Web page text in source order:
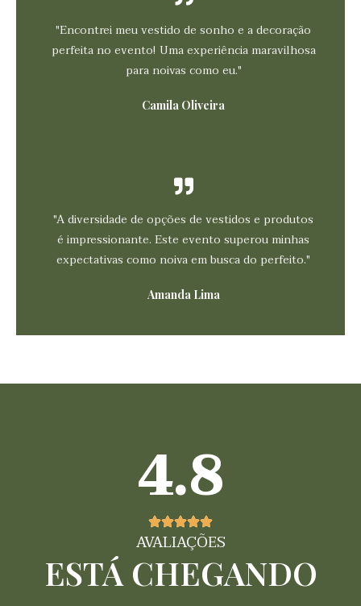
"Encontrei meu vestido de sonho e a decoração
perfeita no evento! Uma experiência maravilhosa
para noivas como eu."
Camila Oliveira​
"A diversidade de opções de vestidos e produtos
é impressionante. Este evento superou minhas
expectativas como noiva em busca do perfeito."
Amanda Lima
4.8
AVALIAÇÕES
ESTÁ CHEGANDO